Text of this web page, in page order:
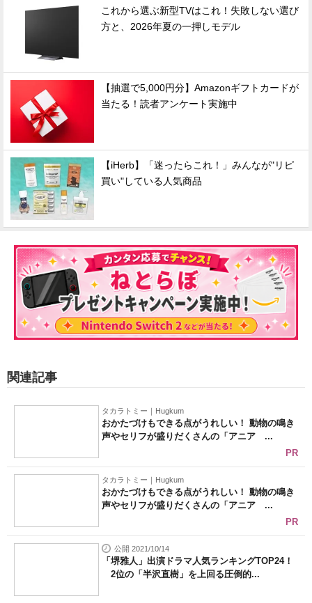
これから選ぶ新型TVはこれ！失敗しない選び
方と、2026年夏の一押しモデル
【抽選で5,000円分】Amazonギフトカードが
当たる！読者アンケート実施中
【iHerb】「迷ったらこれ！」みんなが"リピ
買い"している人気商品
関連記事
タカラトミー｜Hugkum
おかたづけもできる点がうれしい！ 動物の鳴き
声やセリフが盛りだくさんの「アニア ...
PR
タカラトミー｜Hugkum
おかたづけもできる点がうれしい！ 動物の鳴き
声やセリフが盛りだくさんの「アニア ...
PR
公開 2021/10/14
「堺雅人」出演ドラマ人気ランキングTOP24！
2位の「半沢直樹」を上回る圧倒的...